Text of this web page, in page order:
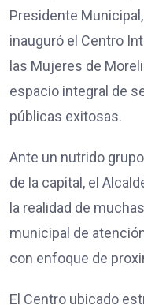
Presidente
inauguró el Centro
las Mujeres de
espacio integral de
públicas exitosas.
Ante un nutrido
de la capital, el
la realidad de
municipal de
con enfoque de
El Centro ubicado